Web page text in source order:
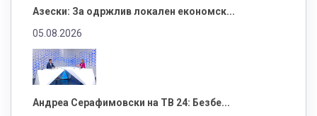
Азески: За одржлив локален економск...
05.08.2026
Андреа Серафимовски на ТВ 24: Безбе...